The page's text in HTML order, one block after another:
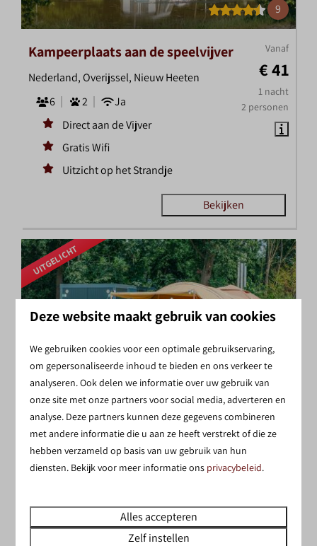
9
Vanaf
€ 41
1 nacht
2 personen
Kampeerplaats aan de speelvijver
Nederland, Overijssel, Nieuw Heeten
6
2
Ja
Direct aan de Vijver
Gratis Wifi
Uitzicht op het Strandje
Bekijken
UITGELICHT
Vanaf
€ 75
2 personen
Kampeerplaats met privé sanitair
Nederland, Overijssel, Nieuw Heeten
6
2
Ja
Ruime Kampeerplaats
Autoluwe Camping
Deze website maakt gebruik van cookies
We gebruiken cookies voor een optimale gebruikservaring,
om gepersonaliseerde inhoud te bieden en ons verkeer te
analyseren. Ook delen we informatie over uw gebruik van
onze site met onze partners voor social media, adverteren en
analyse. Deze partners kunnen deze gegevens combineren
met andere informatie die u aan ze heeft verstrekt of die ze
hebben verzameld op basis van uw gebruik van hun
diensten. Bekijk voor meer informatie ons privacybeleid.
Alles accepteren
Zelf instellen